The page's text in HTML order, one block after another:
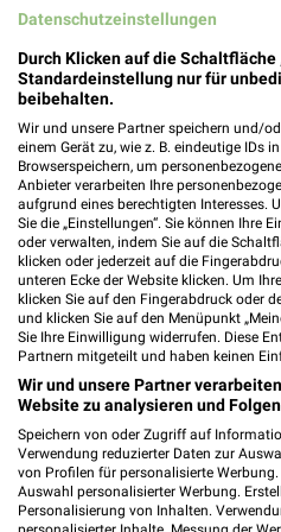
Weitere Fressnapf
in und um Eberswalde
5 Geschäfte und Orte
Fressnapf
Bernau, Deutschland
Fressnapf
Berlin-Buch,
Datenschutzeinstellungen
Durch Klicken auf die Schaltfläche
Standardeinstellung nur für
beibehalten.
Wir und unsere Partner speichern und/
einem Gerät zu, wie z. B. eindeutige IDs
Browserspeichern, um
Anbieter verarbeiten Ihre
aufgrund eines berechtigten Interesses.
Sie die „Einstellungen“. Sie können Ihre
oder verwalten, indem Sie auf die
klicken oder jederzeit auf die
unteren Ecke der Website klicken. Um
klicken Sie auf den Fingerabdruck oder
und klicken Sie auf den Menüpunkt
Sie Ihre Einwilligung widerrufen. Diese
Partnern mitgeteilt und haben keinen
Wir und unsere Partner
Website zu analysieren und
Speichern von oder Zugriff auf
Verwendung reduzierter Daten zur
von Profilen für personalisierte
Auswahl personalisierter Werbung.
Personalisierung von Inhalten.